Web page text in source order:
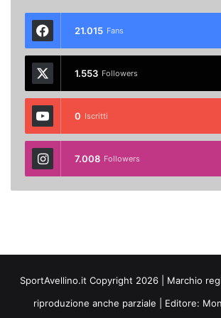
21.015 Fans
1.553 Followers
0 Iscritti
7.008 Followers
SportAvellino.it Copyright 2026 | Marchio
riproduzione anche parziale | Editore: